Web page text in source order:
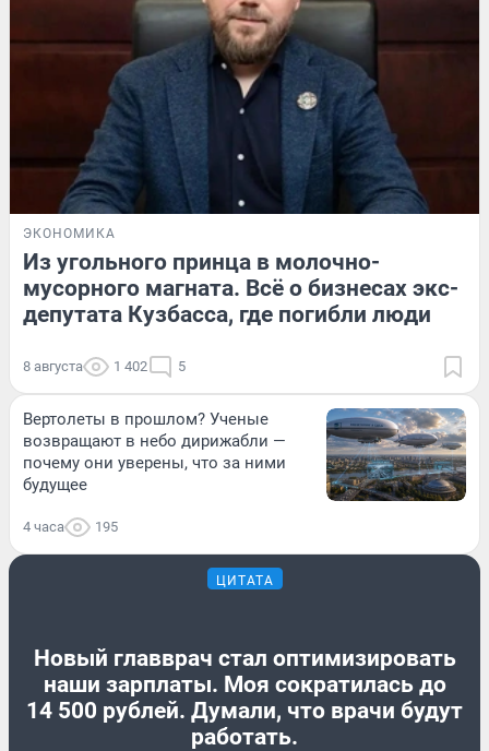
ЭКОНОМИКА
Из угольного принца в молочно-
мусорного магната. Всё о бизнесах экс-
депутата Кузбасса, где погибли люди
8 августа 1 402 5
Вертолеты в прошлом? Ученые
возвращают в небо дирижабли —
почему они уверены, что за ними
будущее
4 часа 195
ЦИТАТА
Новый главврач стал оптимизировать
наши зарплаты. Моя сократилась до
14 500 рублей. Думали, что врачи будут
работать.